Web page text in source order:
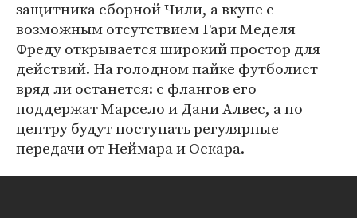
защитника сборной Чили, а вкупе с
возможным отсутствием Гари Меделя
Фреду открывается широкий простор для
действий. На голодном пайке футболист
вряд ли останется: с флангов его
поддержат Марсело и Дани Алвес, а по
центру будут поступать регулярные
передачи от Неймара и Оскара.